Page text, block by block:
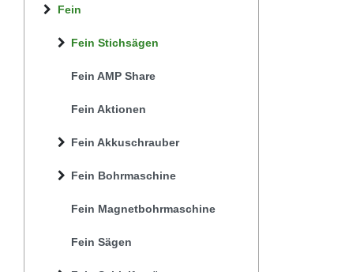
Fein
Fein AMP Share
Fein Aktionen
Fein Akkuschrauber
Fein Bohrmaschine
Fein Magnetbohrmaschine
Fein Sägen
Fein Stichsägen